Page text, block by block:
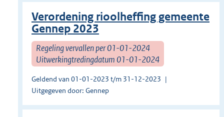
Verordening rioolheffing gemeente
Gennep 2023
Regeling vervallen per 01-01-2024
Uitwerkingtredingdatum 01-01-2024
Geldend van 01-01-2023 t/m 31-12-2023
Uitgegeven door: Gennep